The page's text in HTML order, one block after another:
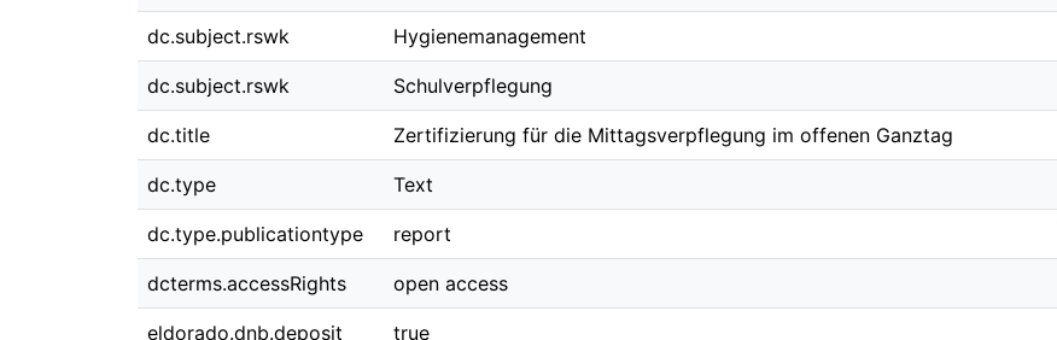
dc.subject.rswk Hygienemanagement
dc.subject.rswk Schulverpflegung
dc.title Zertifizierung für die Mittagsverpflegung im offenen Ganztag
dc.type Text
dc.type.publicationtype report
dcterms.accessRights open access
eldorado.dnb.deposit true